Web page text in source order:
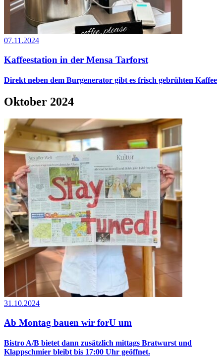
07.11.2024
Kaffeestation in der Mensa Tarforst
Direkt neben dem Burgenerator gibt es frisch gebrühten Kaffee
Oktober 2024
31.10.2024
Ab Montag bauen wir forU um
Bistro A/B bietet dann zusätzlich mittags Bratwurst und
Klappschmier bleibt bis 17:00 Uhr geöffnet.